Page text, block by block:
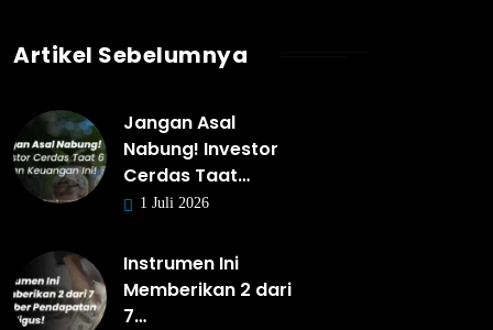
Artikel Sebelumnya
Jangan Asal
Nabung! Investor
Cerdas Taat…
1 Juli 2026
Instrumen Ini
Memberikan 2 dari
7…